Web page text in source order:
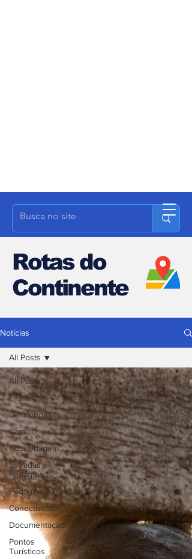
Rotas do
Continente
Notícias
All Posts
Passeios
Gastronomia
Câmbio
Hospedagem
Estradas e
Pedágios
Pedágios
Conectividade
Documentação
Pontos
Turísticos
All Posts